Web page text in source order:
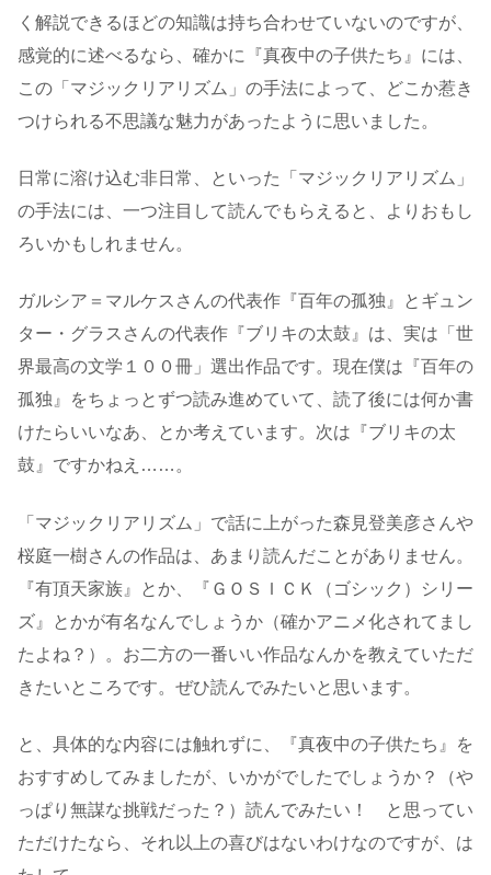
く解説できるほどの知識は持ち合わせていないのですが、
感覚的に述べるなら、確かに『真夜中の子供たち』には、
この「マジックリアリズム」の手法によって、どこか惹き
つけられる不思議な魅力があったように思いました。
日常に溶け込む非日常、といった「マジックリアリズム」
の手法には、一つ注目して読んでもらえると、よりおもし
ろいかもしれません。
ガルシア＝マルケスさんの代表作『百年の孤独』とギュン
ター・グラスさんの代表作『ブリキの太鼓』は、実は「世
界最高の文学１００冊」選出作品です。現在僕は『百年の
孤独』をちょっとずつ読み進めていて、読了後には何か書
けたらいいなあ、とか考えています。次は『ブリキの太
鼓』ですかねえ……。
「マジックリアリズム」で話に上がった森見登美彦さんや
桜庭一樹さんの作品は、あまり読んだことがありません。
『有頂天家族』とか、『ＧＯＳＩＣＫ（ゴシック）シリー
ズ』とかが有名なんでしょうか（確かアニメ化されてまし
たよね？）。お二方の一番いい作品なんかを教えていただ
きたいところです。ぜひ読んでみたいと思います。
と、具体的な内容には触れずに、『真夜中の子供たち』を
おすすめしてみましたが、いかがでしたでしょうか？（や
っぱり無謀な挑戦だった？）読んでみたい！ と思ってい
ただけたなら、それ以上の喜びはないわけなのですが、は